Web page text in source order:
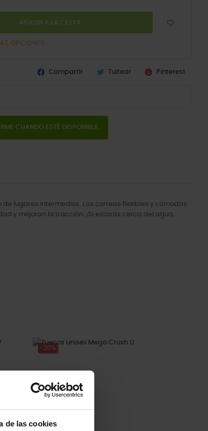
de las cookies
AÑADIR A LA CESTA
OPCIONES
Compartir Tuitear Pinterest
CUANDO ESTÉ DISPONIBLE.
lugares intermedios. Las correas flexibles y cómodas
y mejoran la tracción. ¡Si estarás cerca del agua,
-20%